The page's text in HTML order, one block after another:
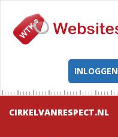
INLOGGEN
CIRKELVANRESPECT.NL